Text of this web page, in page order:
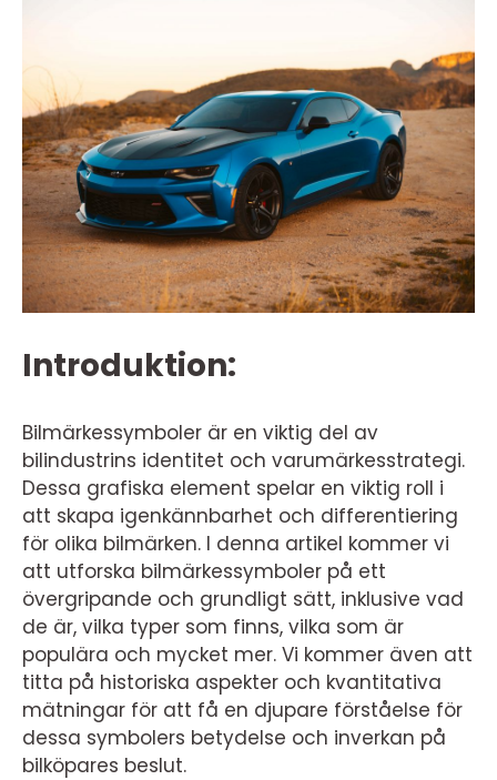
Introduktion:
Bilmärkessymboler är en viktig del av
bilindustrins identitet och varumärkesstrategi.
Dessa grafiska element spelar en viktig roll i
att skapa igenkännbarhet och differentiering
för olika bilmärken. I denna artikel kommer vi
att utforska bilmärkessymboler på ett
övergripande och grundligt sätt, inklusive vad
de är, vilka typer som finns, vilka som är
populära och mycket mer. Vi kommer även att
titta på historiska aspekter och kvantitativa
mätningar för att få en djupare förståelse för
dessa symbolers betydelse och inverkan på
bilköpares beslut.